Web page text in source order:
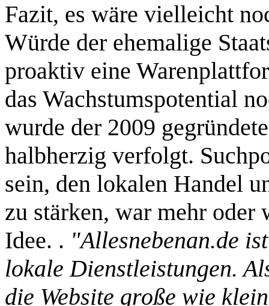
Fazit, es wäre vielleicht
Würde der ehemalige
proaktiv eine
das Wachstumspotential
wurde der 2009
halbherzig verfolgt.
sein, den lokalen Handel
zu stärken, war mehr oder
Idee. . "Allesnebenan.de
lokale Dienstleistungen.
die Website große wie